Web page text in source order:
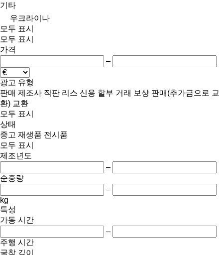
기타
우크라이나
모두 표시
모두 표시
가격
–
광고 유형
판매 제조사 직판 리스 신용 할부 거래 보상 판매(추가금으로 교
환) 교환
모두 표시
상태
중고 재생품 전시품
모두 표시
제조년도
–
순중량
–
kg
특성
가동 시간
–
주행 시간
굴착 깊이